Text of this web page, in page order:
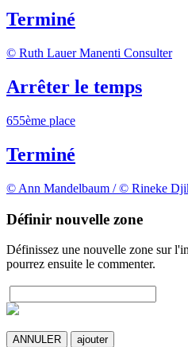
Terminé
© Ruth Lauer Manenti Consulter
Arrêter le temps
655ème place
Terminé
© Ann Mandelbaum / © Rineke
Définir nouvelle zone
Définissez une nouvelle zone sur
pourrez ensuite le commenter.
ANNULER ajouter